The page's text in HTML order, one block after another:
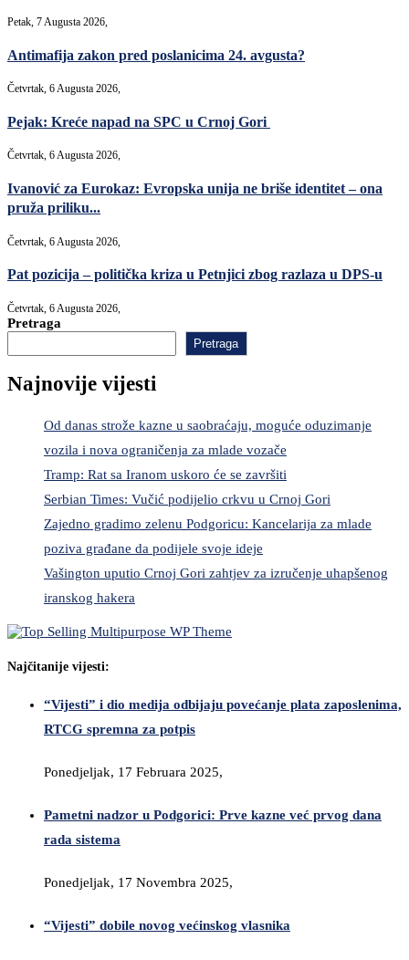
Petak, 7 Augusta 2026,
Antimafija zakon pred poslanicima 24. avgusta?
Četvrtak, 6 Augusta 2026,
Pejak: Kreće napad na SPC u Crnoj Gori
Četvrtak, 6 Augusta 2026,
Ivanović za Eurokaz: Evropska unija ne briše identitet – ona
pruža priliku...
Četvrtak, 6 Augusta 2026,
Pat pozicija – politička kriza u Petnjici zbog razlaza u DPS-u
Četvrtak, 6 Augusta 2026,
Pretraga
Pretraga
Najnovije vijesti
Od danas strože kazne u saobraćaju, moguće oduzimanje
vozila i nova ograničenja za mlade vozače
Tramp: Rat sa Iranom uskoro će se završiti
Serbian Times: Vučić podijelio crkvu u Crnoj Gori
Zajedno gradimo zelenu Podgoricu: Kancelarija za mlade
poziva građane da podijele svoje ideje
Vašington uputio Crnoj Gori zahtjev za izručenje uhapšenog
iranskog hakera
Najčitanije vijesti:
“Vijesti” i dio medija odbijaju povećanje plata zaposlenima,
RTCG spremna za potpis
Ponedjeljak, 17 Februara 2025,
Pametni nadzor u Podgorici: Prve kazne već prvog dana
rada sistema
Ponedjeljak, 17 Novembra 2025,
“Vijesti” dobile novog većinskog vlasnika